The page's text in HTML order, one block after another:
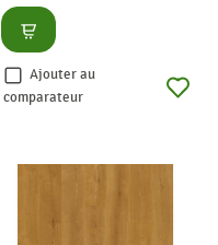
Consulter
Ajouter au
comparateur